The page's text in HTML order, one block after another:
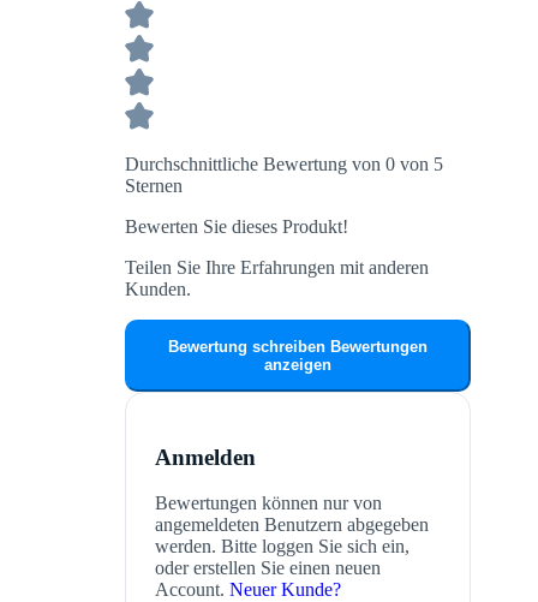
Durchschnittliche Bewertung von 0 von 5
Sternen
Bewerten Sie dieses Produkt!
Teilen Sie Ihre Erfahrungen mit anderen
Kunden.
Bewertung schreiben Bewertungen
anzeigen
Anmelden
Bewertungen können nur von
angemeldeten Benutzern abgegeben
werden. Bitte loggen Sie sich ein,
oder erstellen Sie einen neuen
Account. Neuer Kunde?